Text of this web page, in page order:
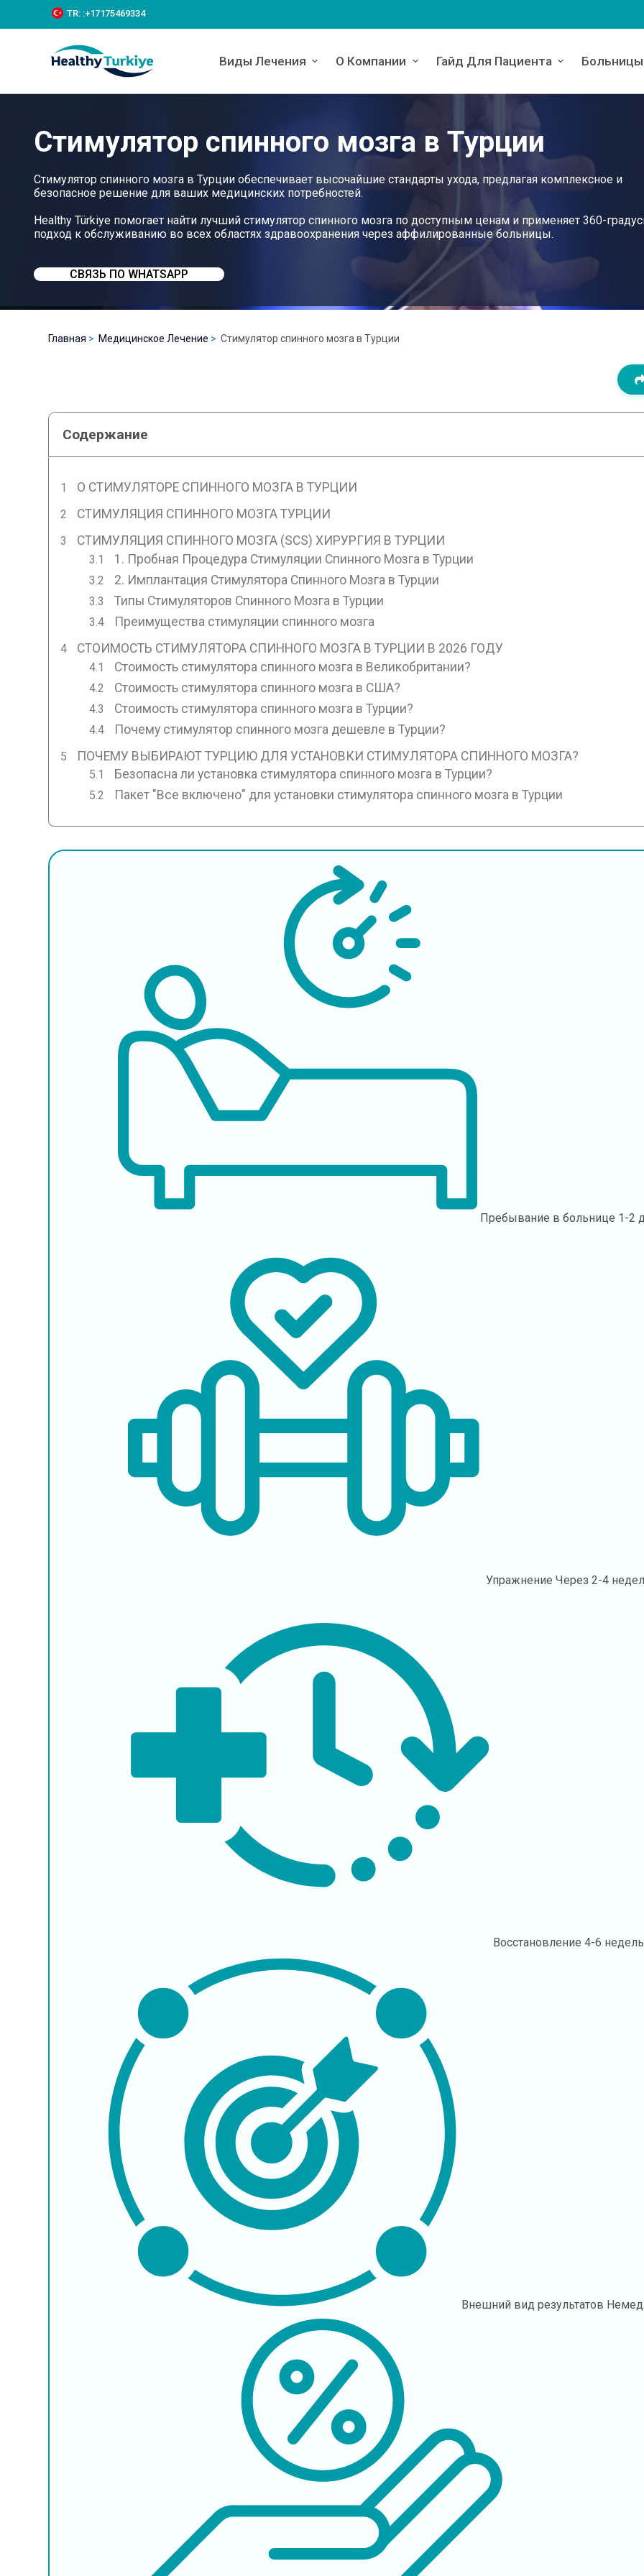
k
c
TR: :+‪17175469334‬
Виды Лечения О Компании Гайд Для Пациента Больницы
Cтимулятор спинного мозга в Турции
Стимулятор спинного мозга в Турции обеспечивает высочайшие стандарты ухода, предлагая комплексное и
безопасное решение для ваших медицинских потребностей.
Healthy Türkiye помогает найти лучший стимулятор спинного мозга по доступным ценам и применяет 360-
подход к обслуживанию во всех областях здравоохранения через аффилированные больницы.
СВЯЗЬ ПО WHATSAPP
Главная Медицинское Лечение Cтимулятор спинного мозга в Турции
Содержание
О СТИМУЛЯТОРЕ СПИННОГО МОЗГА В ТУРЦИИ
СТИМУЛЯЦИЯ СПИННОГО МОЗГА ТУРЦИИ
СТИМУЛЯЦИЯ СПИННОГО МОЗГА (SCS) ХИРУРГИЯ В ТУРЦИИ
1. Пробная Процедура Стимуляции Спинного Мозга в Турции
2. Имплантация Стимулятора Спинного Мозга в Турции
Типы Стимуляторов Спинного Мозга в Турции
Преимущества стимуляции спинного мозга
СТОИМОСТЬ СТИМУЛЯТОРА СПИННОГО МОЗГА В ТУРЦИИ В 2026 ГОДУ
Стоимость стимулятора спинного мозга в Великобритании?
Стоимость стимулятора спинного мозга в США?
Стоимость стимулятора спинного мозга в Турции?
Почему стимулятор спинного мозга дешевле в Турции?
ПОЧЕМУ ВЫБИРАЮТ ТУРЦИЮ ДЛЯ УСТАНОВКИ СТИМУЛЯТОРА СПИННОГО МОЗГА?
Безопасна ли установка стимулятора спинного мозга в Турции?
Пакет "Все включено" для установки стимулятора спинного мозга в Турции
Пребывание в больнице 1-2
УпражнениеЧерез 2-4
Восстановление4-6 недель
Внешний вид результатов